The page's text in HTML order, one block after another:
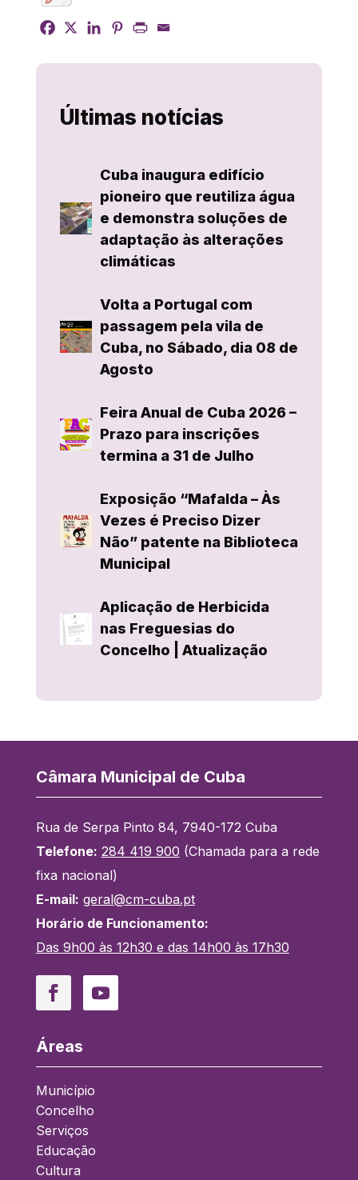
Últimas notícias
Cuba inaugura edifício
pioneiro que reutiliza água
e demonstra soluções de
adaptação às alterações
climáticas
Volta a Portugal com
passagem pela vila de
Cuba, no Sábado, dia 08 de
Agosto
Feira Anual de Cuba 2026 –
Prazo para inscrições
termina a 31 de Julho
Exposição “Mafalda – Às
Vezes é Preciso Dizer
Não” patente na Biblioteca
Municipal
Aplicação de Herbicida
nas Freguesias do
Concelho | Atualização
Câmara Municipal de Cuba
Rua de Serpa Pinto 84, 7940-172 Cuba
Telefone: 284 419 900 (Chamada para a rede
fixa nacional)
E-mail: geral@cm-cuba.pt
Horário de Funcionamento:
Das 9h00 às 12h30 e das 14h00 às 17h30
FacebookYouTube
Áreas
Município
Concelho
Serviços
Educação
Cultura